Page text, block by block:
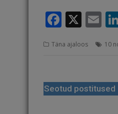
F
c
b
o
X E
ai
Täna ajaloos 10
Seotud postitused